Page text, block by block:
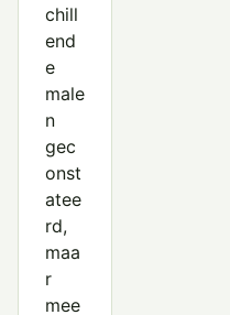
chill
end
e
male
n
gec
onst
atee
rd,
maa
r
mee